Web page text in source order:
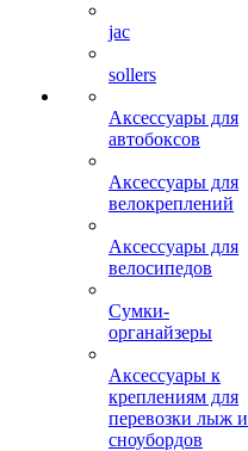
jac
sollers
Аксессуары для
автобоксов
Аксессуары для
велокреплений
Аксессуары для
велосипедов
Сумки-
органайзеры
Аксессуары к
креплениям для
перевозки лыж и
сноубордов